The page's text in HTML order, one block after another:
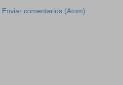
Enviar comentarios (Atom)